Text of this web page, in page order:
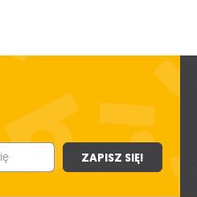
ZAPISZ SIĘ!